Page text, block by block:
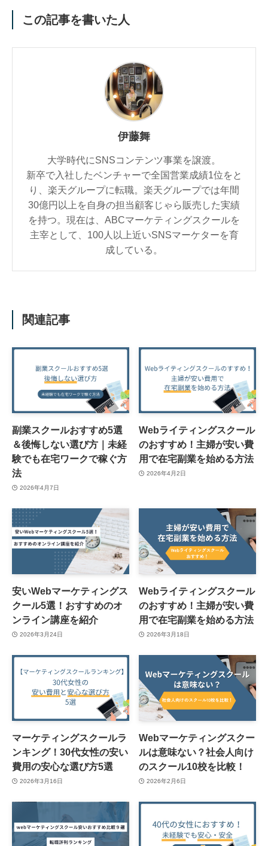
この記事を書いた人
伊藤舞
大学時代にSNSコンテンツ事業を譲渡。
新卒で入社したベンチャーで全国営業成績1位をと
り、楽天グループに転職。楽天グループでは年間
30億円以上を自身の担当顧客じゃら販売した実績
を持つ。現在は、ABCマーケティングスクールを
主宰として、100人以上近いSNSマーケターを育
成している。
関連記事
副業スクールおすすめ5選
＆後悔しない選び方｜未経
験でも在宅ワークで稼ぐ方
法
2026年4月7日
Webライティングスクール
のおすすめ！主婦が安い費
用で在宅副業を始める方法
2026年4月2日
安いWebマーケティングス
クール5選！おすすめのオ
ンライン講座を紹介
2026年3月24日
Webライティングスクール
のおすすめ！主婦が安い費
用で在宅副業を始める方法
2026年3月18日
マーケティングスクールラ
ンキング！30代女性の安い
費用の安心な選び方5選
2026年3月16日
Webマーケティングスクー
ルは意味ない？社会人向け
のスクール10校を比較！
2026年2月6日